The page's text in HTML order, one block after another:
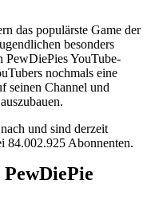
das populärste Game der
besonders
PewDiePies YouTube-
nochmals eine
seinen Channel und
und sind derzeit
84.002.925 Abonnenten.